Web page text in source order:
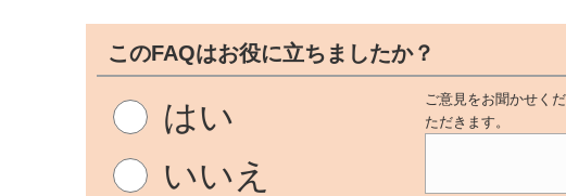
このFAQはお役に立ちましたか？
はい
いいえ
ご意見をお聞かせく
ただきます。